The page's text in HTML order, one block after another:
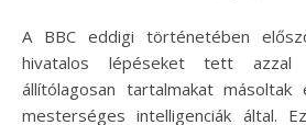
A BBC eddigi történetében először fordult elő, hogy
hivatalos lépéseket tett azzal
állítólagosan tartalmakat
mesterséges intelligenciák által.